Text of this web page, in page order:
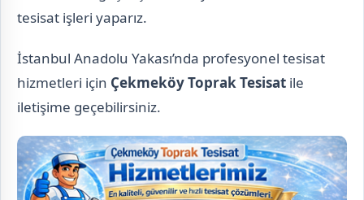
tesisat işleri yaparız.
İstanbul Anadolu Yakası’nda profesyonel tesisat
hizmetleri için Çekmeköy Toprak Tesisat ile
iletişime geçebilirsiniz.